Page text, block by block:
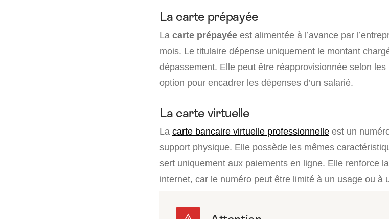
La carte prépayée
La carte prépayée est alimentée à l’avance par
mois. Le titulaire dépense uniquement le montant
dépassement. Elle peut être réapprovisionnée selon les
option pour encadrer les dépenses d’un salarié.
La carte virtuelle
La carte bancaire virtuelle professionnelle est un
support physique. Elle possède les mêmes
sert uniquement aux paiements en ligne. Elle renforce
internet, car le numéro peut être limité à un usage ou à